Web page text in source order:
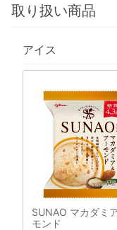
取り扱い商品
アイス
SUNAO マカダミ
モンド